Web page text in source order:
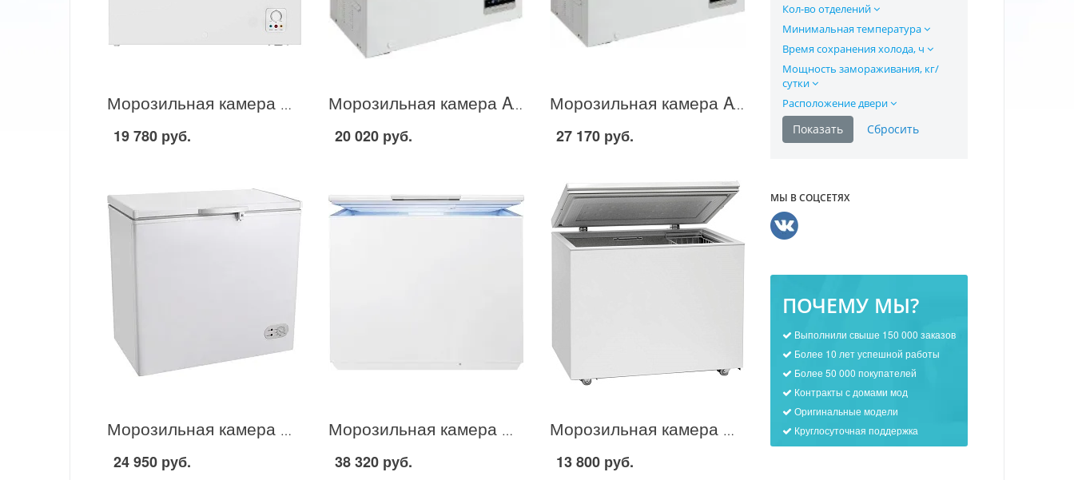
Кол-во отделений
Минимальная температура
Время сохранения холода, ч
Мощность замораживания, кг/
сутки
Расположение двери
МЫ В СОЦСЕТЯХ
ПОЧЕМУ МЫ?
Выполнили свыше 150 000 заказов
Более 10 лет успешной работы
Более 50 000 покупателей
Контракты с домами мод
Оригинальные модели
Круглосуточная поддержка
Морозильная камера Shivaki CF-2001 в Москве
19 780 руб.
Морозильная камера AVEX CFD-200 в Москве
20 020 руб.
Морозильная камера AVEX CFD-300 в Москве
27 170 руб.
Морозильная камера Supra CFS-201 в Москве
24 950 руб.
Морозильная камера Electrolux EC 3201 в Москве
38 320 руб.
Морозильная камера Biryusa F 240 K в Москве
13 800 руб.